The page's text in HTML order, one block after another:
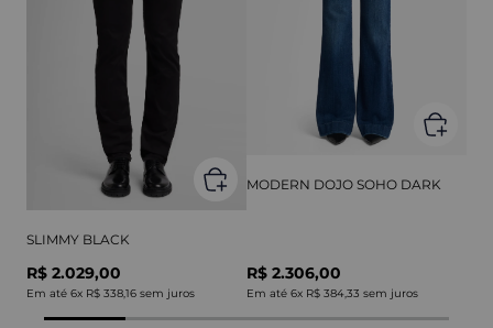
SLIMMY BLACK
R$ 2.029,00
Em até 6x R$ 338,16 sem juros
MODERN DOJO SOHO DARK
R$ 2.306,00
Em até 6x R$ 384,33 sem juros